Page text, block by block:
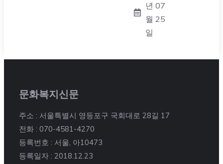
년 07
월 25
일
문화복지신문
주소 : 서울특별시 영등포구 국회대로 28길 17
전화 : 070-4581-4270
등록번호 : 서울, 아10473
등록일자 : 2018.12.23